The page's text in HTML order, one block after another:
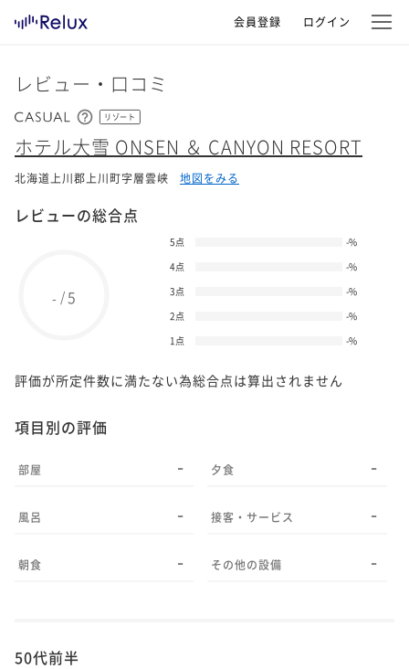
会員登録 ログイン
レビュー・口コミ
リゾート
ホテル大雪 ONSEN ＆ CANYON RESORT
北海道上川郡上川町字層雲峡 地図をみる
レビューの総合点
- /5
5点 -%
4点
-%
3点
-%
2点
-%
1点
-%
評価が所定件数に満たない為総合点は算出されません
項目別の評価
部屋 -
風呂 -
朝食 -
夕食 -
接客・サービス -
その他の設備 -
50代前半